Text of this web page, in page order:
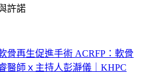
許諾
骨再生促進手術 ACRFP：軟骨
醫師ｘ主持人彭瀞儀｜KHPC